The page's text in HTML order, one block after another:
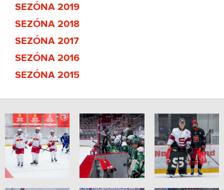
SEZÓNA 2019
SEZÓNA 2018
SEZÓNA 2017
SEZÓNA 2016
SEZÓNA 2015